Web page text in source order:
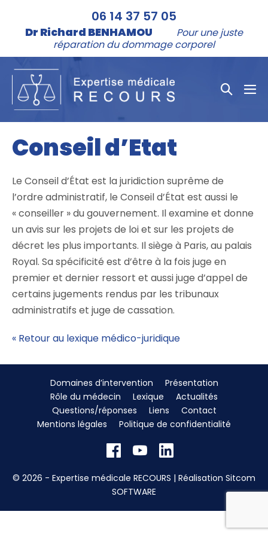
contenu
06 14 37 57 05
Dr Richard BENHAMOU
Pour une juste
réparation du dommage corporel
Conseil d’Etat
Le Conseil d’État est la juridiction suprême de
l’ordre administratif, le Conseil d’État est aussi le
« conseiller » du gouvernement. Il examine et donne
un avis sur les projets de loi et sur les projets de
décret les plus importants. Il siège à Paris, au palais
Royal. Sa spécificité est d’être à la fois juge en
premier et dernier ressort et aussi juge d’appel de
certains jugements rendus par les tribunaux
administratifs et juge de cassation.
« Retour au lexique médico-juridique
Domaines d’intervention
Présentation
Rôle du médecin
Lexique
Actualités
Questions/réponses
Liens
Contact
Mentions légales
Politique de confidentialité
© 2026 - Expertise médicale RECOURS | Réalisation Sitcom
SOFTWARE